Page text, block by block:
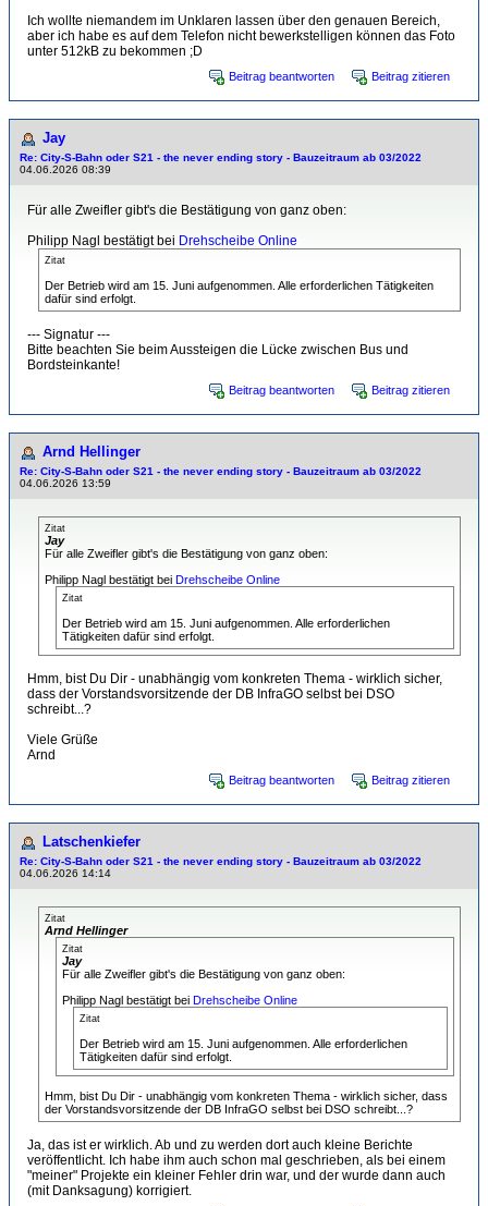
Ich wollte niemandem im Unklaren lassen über den genauen Bereich,
aber ich habe es auf dem Telefon nicht bewerkstelligen können das Foto
unter 512kB zu bekommen ;D
Beitrag beantworten Beitrag zitieren
Jay
Re: City-S-Bahn oder S21 - the never ending story - Bauzeitraum ab 03/2022
04.06.2026 08:39
Für alle Zweifler gibt's die Bestätigung von ganz oben:
Philipp Nagl bestätigt bei Drehscheibe Online
Zitat
Der Betrieb wird am 15. Juni aufgenommen. Alle erforderlichen Tätigkeiten
dafür sind erfolgt.
--- Signatur ---
Bitte beachten Sie beim Aussteigen die Lücke zwischen Bus und
Bordsteinkante!
Beitrag beantworten Beitrag zitieren
Arnd Hellinger
Re: City-S-Bahn oder S21 - the never ending story - Bauzeitraum ab 03/2022
04.06.2026 13:59
Zitat
Jay
Für alle Zweifler gibt's die Bestätigung von ganz oben:
Philipp Nagl bestätigt bei Drehscheibe Online
Zitat
Der Betrieb wird am 15. Juni aufgenommen. Alle erforderlichen
Tätigkeiten dafür sind erfolgt.
Hmm, bist Du Dir - unabhängig vom konkreten Thema - wirklich sicher,
dass der Vorstandsvorsitzende der DB InfraGO selbst bei DSO
schreibt...?
Viele Grüße
Arnd
Beitrag beantworten Beitrag zitieren
Latschenkiefer
Re: City-S-Bahn oder S21 - the never ending story - Bauzeitraum ab 03/2022
04.06.2026 14:14
Zitat
Arnd Hellinger
Zitat
Jay
Für alle Zweifler gibt's die Bestätigung von ganz oben:
Philipp Nagl bestätigt bei Drehscheibe Online
Zitat
Der Betrieb wird am 15. Juni aufgenommen. Alle erforderlichen
Tätigkeiten dafür sind erfolgt.
Hmm, bist Du Dir - unabhängig vom konkreten Thema - wirklich sicher, dass
der Vorstandsvorsitzende der DB InfraGO selbst bei DSO schreibt...?
Ja, das ist er wirklich. Ab und zu werden dort auch kleine Berichte
veröffentlicht. Ich habe ihm auch schon mal geschrieben, als bei einem
"meiner" Projekte ein kleiner Fehler drin war, und der wurde dann auch
(mit Danksagung) korrigiert.